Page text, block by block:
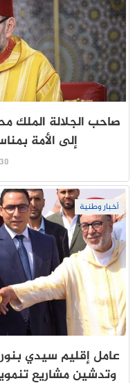
صاحب الجلالة الملك
إلى الأمة
30 يوليو 2026
أخبار وطنية
عامل إقليم سيدي
وتدشين مشاريع